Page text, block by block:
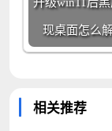
现桌面怎么
相关推荐